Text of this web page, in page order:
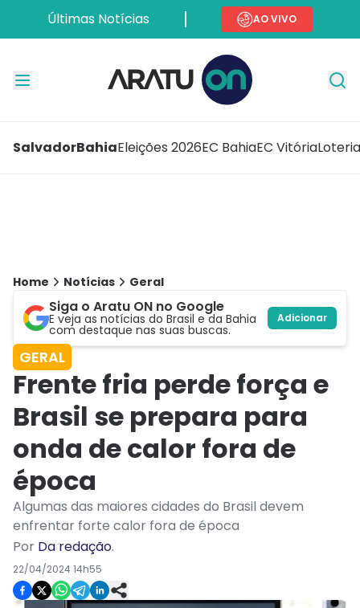
Últimas Notícias AO VIVO
SalvadorBahiaEleições 2026EC BahiaEC Vitória
Home Notícias Geral
Siga o Aratu ON no Google
E veja as notícias do Brasil e da Bahia
com destaque nas suas buscas.
Adicionar
GERAL
Frente fria perde força e
Brasil se prepara para
onda de calor fora de
época
Algumas das maiores cidades do Brasil devem
enfrentar forte calor fora de época
Por Da redação.
22/04/2024 14h55